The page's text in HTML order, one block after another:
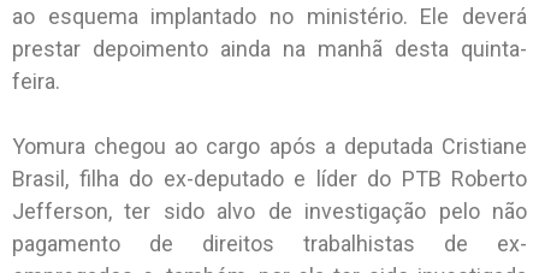
ao esquema implantado no ministério. Ele deverá
prestar depoimento ainda na manhã desta quinta-
feira.
Yomura chegou ao cargo após a deputada Cristiane
Brasil, filha do ex-deputado e líder do PTB Roberto
Jefferson, ter sido alvo de investigação pelo não
pagamento de direitos trabalhistas de ex-